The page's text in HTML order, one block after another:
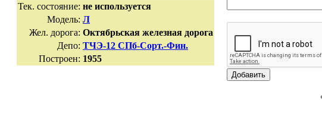
Тек. состояние: не используется
Модель: Л
Жел. дорога: Октябрьская железная дорога
Депо: ТЧЭ-12 СПб-Сорт.-Фин.
Построен: 1955